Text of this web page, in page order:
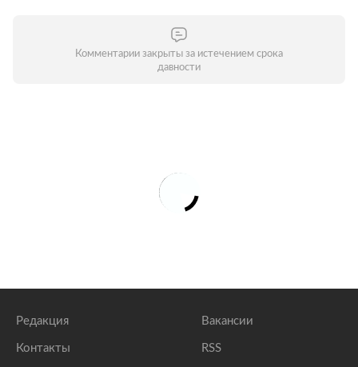
Комментарии закрыты за истечением срока
давности
Редакция
Контакты
Вакансии
RSS